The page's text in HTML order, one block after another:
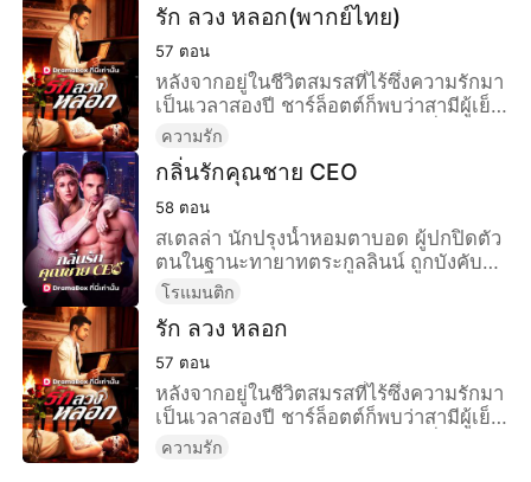
เคยช่วยชีวิตเขา ท่ามกลางอันตรายและ
ความลับ ทั้งคู่ค่อยๆ เผชิญอดีตร่วมกัน
และความสัมพันธ์ที่ไม่คาดคิดก็เริ่มก่อตัว
ขึ้น
รัก ลวง หลอก(พากย์ไทย)
57 ตอน
หลังจากอยู่ในชีวิตสมรสที่ไร้ซึ่งความรักมา
เป็นเวลาสองปี ชาร์ล็อตต์ก็พบว่าสามีผู้เย็น
ชาทางอารมณ์ของเธอได้แอบรักพี่สาวต่าง
แม่ของเขามาตลอด และเธอก็เป็นเพียง
ฉากบังหน้าให้แก่เขาเท่านั้น ดังนั้นเธอจึง
บอกความจริงให้แก่พี่สาวต่างแม่ของเขา
และจากเขาไป แต่ในที่สุดเขากลับรู้สึก
เสียใจในภายหลัง
ความรัก
กลิ่นรักคุณชาย CEO
58 ตอน
สเตลล่า นักปรุงน้ำหอมตาบอด ผู้ปกปิดตัว
ตนในฐานะทายาทตระกูลลินน์ ถูกบังคับให้
แต่งงานตามสัญญากับคอนเนอร์ ซีอีโอ
เคยช่วยชีวิตเขา ท่ามกลางอันตรายและ
ความลับ ทั้งคู่ค่อยๆ เผชิญอดีตร่วมกัน
และความสัมพันธ์ที่ไม่คาดคิดก็เริ่มก่อตัว
ขึ้น
โรแมนติก
รัก ลวง หลอก
57 ตอน
หลังจากอยู่ในชีวิตสมรสที่ไร้ซึ่งความรักมา
เป็นเวลาสองปี ชาร์ล็อตต์ก็พบว่าสามีผู้เย็น
ชาทางอารมณ์ของเธอได้แอบรักพี่สาวต่าง
ความรัก